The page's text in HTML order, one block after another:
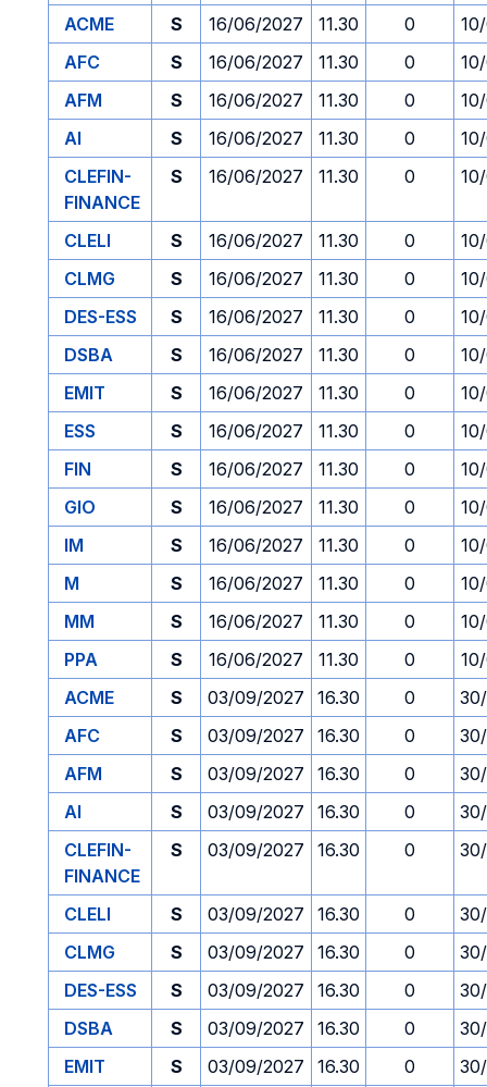
ACME
S 16/06/2027 11.30 0
AFC
S 16/06/2027 11.30 0
AFM
S 16/06/2027 11.30 0
AI
S 16/06/2027 11.30 0
CLEFIN-
FINANCE
S 16/06/2027 11.30 0
CLELI S 16/06/2027 11.30 0
CLMG
S 16/06/2027 11.30 0
DES-ESS
S 16/06/2027 11.30 0
DSBA
S 16/06/2027 11.30 0
EMIT
S 16/06/2027 11.30 0
ESS
S 16/06/2027 11.30 0
FIN
S 16/06/2027 11.30 0
GIO
S 16/06/2027 11.30 0
IM
S 16/06/2027 11.30 0
M
S 16/06/2027 11.30 0
MM
S 16/06/2027 11.30 0
PPA
S 16/06/2027 11.30 0
ACME
S 03/09/2027 16.30 0
AFC
S 03/09/2027 16.30 0
AFM
S 03/09/2027 16.30 0
AI
S 03/09/2027 16.30 0
CLEFIN-
FINANCE
S 03/09/2027 16.30 0
CLELI S 03/09/2027 16.30 0
CLMG
S 03/09/2027 16.30 0
DES-ESS
S 03/09/2027 16.30 0
DSBA
S 03/09/2027 16.30 0
EMIT
S 03/09/2027 16.30 0